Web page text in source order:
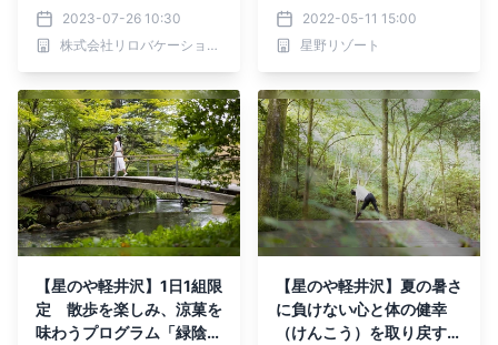
おすすめ宿をご紹介
2023-07-26 10:30
株式会社リロバケーションズ
重」提供決定｜期間：202
2年7月1日～8月31日
2022-05-11 15:00
星野リゾート
【星のや軽井沢】1日1組限
定 散歩を楽しみ、涼菓を
味わうプログラム「緑陰散
【星のや軽井沢】夏の暑さ
に負けない心と体の健幸
（けんこう）を取り戻す